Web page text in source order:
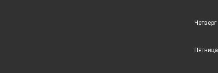
Четверг
Пятница